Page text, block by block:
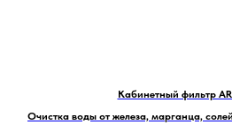
Кабинетный фильтр
Очистка воды от железа, марганца,